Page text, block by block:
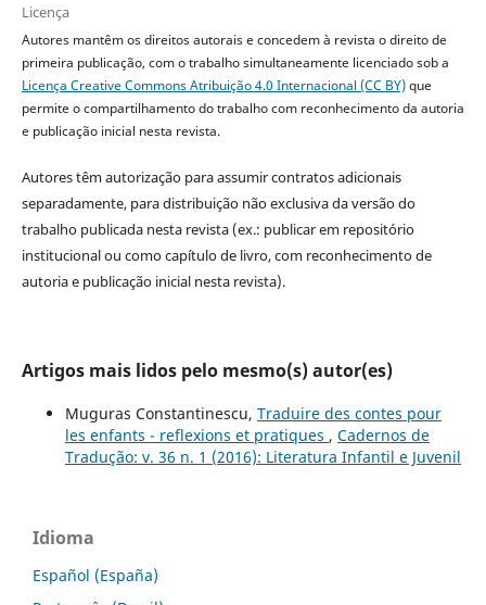
Licença
Autores mantêm os direitos autorais e concedem à revista o direito de
primeira publicação, com o trabalho simultaneamente licenciado sob a
Licença Creative Commons Atribuição 4.0 Internacional (CC BY)que
permite o compartilhamento do trabalho com reconhecimento da autoria
e publicação inicial nesta revista.
Autores têm autorização para assumir contratos adicionais
separadamente, para distribuição não exclusiva da versão do
trabalho publicada nesta revista (ex.: publicar em repositório
institucional ou como capítulo de livro, com reconhecimento de
autoria e publicação inicial nesta revista).
Artigos mais lidos pelo mesmo(s) autor(es)
Muguras Constantinescu, Traduire des contes pour
les enfants - reflexions et pratiques , Cadernos de
Tradução: v. 36 n. 1 (2016): Literatura Infantil e Juvenil
Idioma
Español (España)